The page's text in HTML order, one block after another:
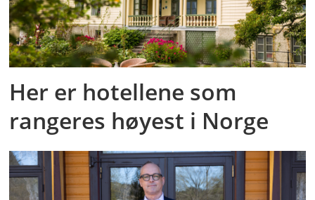
Her er hotellene som
rangeres høyest i Norge